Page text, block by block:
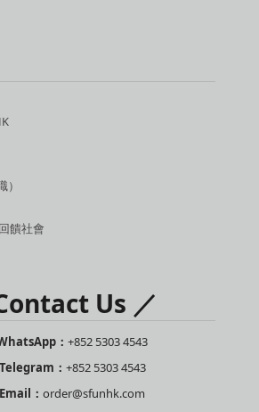
饋社會
Us ／
： +852 5303 4543
Telegram： +852 5303 4543
Email： order@sfunhk.com